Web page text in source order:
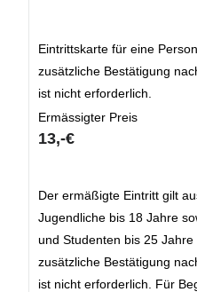
Eintrittskarte für eine
zusätzliche Bestätigung
ist nicht erforderlich.
Ermässigter Preis
13,-€
Der ermäßigte Eintritt gilt
Jugendliche bis 18 Jahre
und Studenten bis 25 Jahre
zusätzliche Bestätigung
ist nicht erforderlich. Für